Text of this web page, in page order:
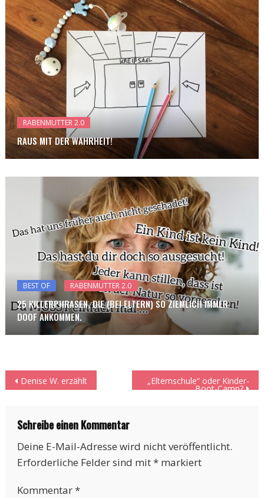
RABENMUTTER 2.0
RAUS MIT DER WAHRHEIT!
BEST OF RABENMUTTER 2.0
25 KILLERPHRASEN, DIE (BEI ELTERN) SO ZIEMLICH IMMER
DOOF ANKOMMEN.
Beitragsnavigation
Denise W. erzählt „Elternschule“ oder Kinder-
Boot-Camp?
Schreibe einen Kommentar
Deine E-Mail-Adresse wird nicht veröffentlicht.
Erforderliche Felder sind mit*markiert
Kommentar*